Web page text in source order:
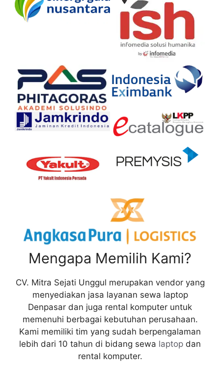
Mengapa Memilih Kami?
CV. Mitra Sejati Unggul merupakan vendor yang
menyediakan jasa layanan sewa laptop
Denpasar dan juga rental komputer untuk
memenuhi berbagai kebutuhan perusahaan.
Kami memiliki tim yang sudah berpengalaman
lebih dari 10 tahun di bidang sewa laptop dan
rental komputer.